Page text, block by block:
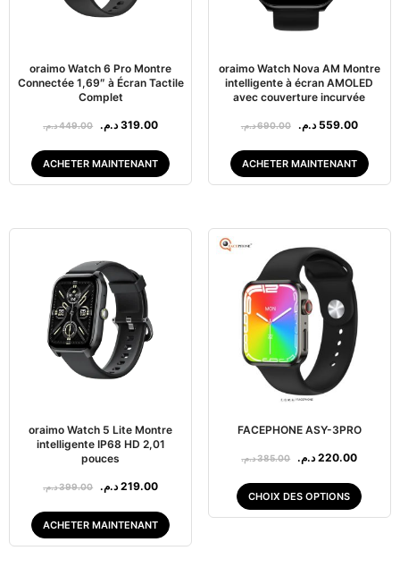
oraimo Watch 6 Pro Montre
Connectée 1,69″ à Écran Tactile
Complet
449.00د.م. 319.00 د.م.
ACHETER MAINTENANT
oraimo Watch Nova AM Montre
intelligente à écran AMOLED
avec couverture incurvée
690.00د.م. 559.00 د.م.
ACHETER MAINTENANT
oraimo Watch 5 Lite Montre
intelligente IP68 HD 2,01
pouces
399.00د.م. 219.00 د.م.
ACHETER MAINTENANT
FACEPHONE ASY-3PRO
385.00د.م. 220.00 د.م.
CHOIX DES OPTIONS